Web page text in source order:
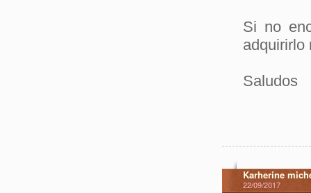
Si no
adquirirlo
Saludos
Karherine
22/09/2017